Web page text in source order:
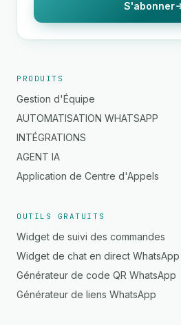
S'abonner
PRODUITS
Gestion d'Équipe
AUTOMATISATION WHATSAPP
INTÉGRATIONS
AGENT IA
Application de Centre d'Appels
OUTILS GRATUITS
Widget de suivi des commandes
Widget de chat en direct WhatsApp
Générateur de code QR WhatsApp
Générateur de liens WhatsApp